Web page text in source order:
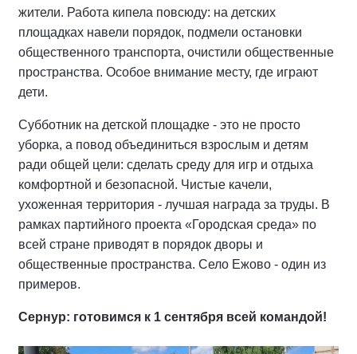
жители. Работа кипела повсюду: на детских
площадках навели порядок, подмели остановки
общественного транспорта, очистили общественные
пространства. Особое внимание месту, где играют
дети.
Субботник на детской площадке - это не просто
уборка, а повод объединиться взрослым и детям
ради общей цели: сделать среду для игр и отдыха
комфортной и безопасной. Чистые качели,
ухоженная территория - лучшая награда за труды. В
рамках партийного проекта «Городская среда» по
всей стране приводят в порядок дворы и
общественные пространства. Село Ежово - один из
примеров.
Сернур: готовимся к 1 сентября всей командой!